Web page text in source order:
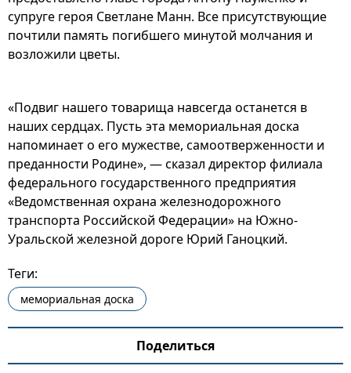
супруге героя Светлане Манн. Все присутствующие
почтили память погибшего минутой молчания и
возложили цветы.
«Подвиг нашего товарища навсегда останется в
наших сердцах. Пусть эта мемориальная доска
напоминает о его мужестве, самоотверженности и
преданности Родине», — сказал директор филиала
федерального государственного предприятия
«Ведомственная охрана железнодорожного
транспорта Российской Федерации» на Южно-
Уральской железной дороге Юрий Ганоцкий.
Теги:
мемориальная доска
Поделиться